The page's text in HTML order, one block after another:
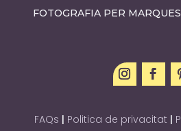
FOTOGRAFIA PER
FAQs | Politica de privacitat |